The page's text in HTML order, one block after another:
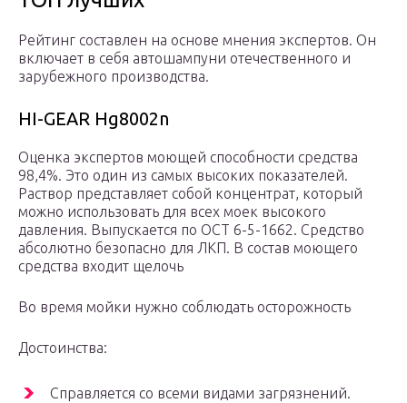
Рейтинг составлен на основе мнения экспертов. Он
включает в себя автошампуни отечественного и
зарубежного производства.
HI-GEAR Hg8002n
Оценка экспертов моющей способности средства
98,4%. Это один из самых высоких показателей.
Раствор представляет собой концентрат, который
можно использовать для всех моек высокого
давления. Выпускается по ОСТ 6-5-1662. Средство
абсолютно безопасно для ЛКП. В состав моющего
средства входит щелочь
Во время мойки нужно соблюдать осторожность
Достоинства:
Справляется со всеми видами загрязнений.